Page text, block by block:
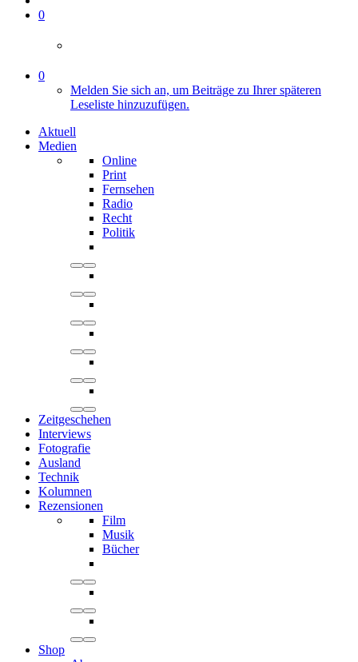
0
0
Melden Sie sich an, um Beiträge zu Ihrer späteren
Leseliste hinzuzufügen.
Aktuell
Medien
Online
Print
Fernsehen
Radio
Recht
Politik
Zeitgeschehen
Interviews
Fotografie
Ausland
Technik
Kolumnen
Rezensionen
Film
Musik
Bücher
Shop